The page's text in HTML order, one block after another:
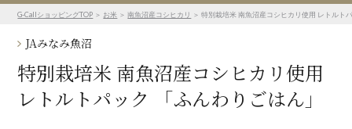
G-CallショッピングTOP ＞ お米 ＞南魚沼産コシヒカリ ＞ 特別栽培米 南魚沼産コシヒカリ使用 レトルト
JAみなみ魚沼
特別栽培米 南魚沼産コシヒカリ使用
レトルトパック 「ふんわりごはん」